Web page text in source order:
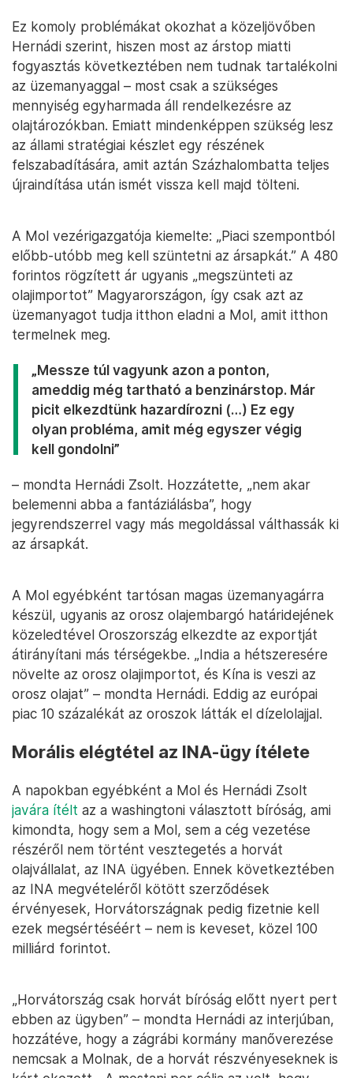
Ez komoly problémákat okozhat a közeljövőben
Hernádi szerint, hiszen most az árstop miatti
fogyasztás következtében nem tudnak tartalékolni
az üzemanyaggal – most csak a szükséges
mennyiség egyharmada áll rendelkezésre az
olajtározókban. Emiatt mindenképpen szükség lesz
az állami stratégiai készlet egy részének
felszabadítására, amit aztán Százhalombatta teljes
újraindítása után ismét vissza kell majd tölteni.
A Mol vezérigazgatója kiemelte: „Piaci szempontból
előbb-utóbb meg kell szüntetni az ársapkát.” A 480
forintos rögzített ár ugyanis „megszünteti az
olajimportot” Magyarországon, így csak azt az
üzemanyagot tudja itthon eladni a Mol, amit itthon
termelnek meg.
„Messze túl vagyunk azon a ponton,
ameddig még tartható a benzinárstop. Már
picit elkezdtünk hazardírozni (…) Ez egy
olyan probléma, amit még egyszer végig
kell gondolni”
– mondta Hernádi Zsolt. Hozzátette, „nem akar
belemenni abba a fantáziálásba”, hogy
jegyrendszerrel vagy más megoldással válthassák ki
az ársapkát.
A Mol egyébként tartósan magas üzemanyagárra
készül, ugyanis az orosz olajembargó határidejének
közeledtével Oroszország elkezdte az exportját
átirányítani más térségekbe. „India a hétszeresére
növelte az orosz olajimportot, és Kína is veszi az
orosz olajat” – mondta Hernádi. Eddig az európai
piac 10 százalékát az oroszok látták el dízelolajjal.
Morális elégtétel az INA-ügy ítélete
A napokban egyébként a Mol és Hernádi Zsolt
javára ítélt az a washingtoni választott bíróság, ami
kimondta, hogy sem a Mol, sem a cég vezetése
részéről nem történt vesztegetés a horvát
olajvállalat, az INA ügyében. Ennek következtében
az INA megvételéről kötött szerződések
érvényesek, Horvátországnak pedig fizetnie kell
ezek megsértéséért – nem is keveset, közel 100
milliárd forintot.
„Horvátország csak horvát bíróság előtt nyert pert
ebben az ügyben” – mondta Hernádi az interjúban,
hozzátéve, hogy a zágrábi kormány manőverezése
nemcsak a Molnak, de a horvát részvényeseknek is